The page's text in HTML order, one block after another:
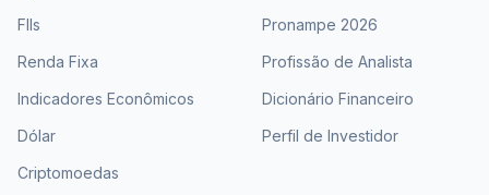
FIIs
Renda Fixa
Indicadores Econômicos
Dólar
Criptomoedas
Pronampe 2026
Profissão de Analista
Dicionário Financeiro
Perfil de Investidor